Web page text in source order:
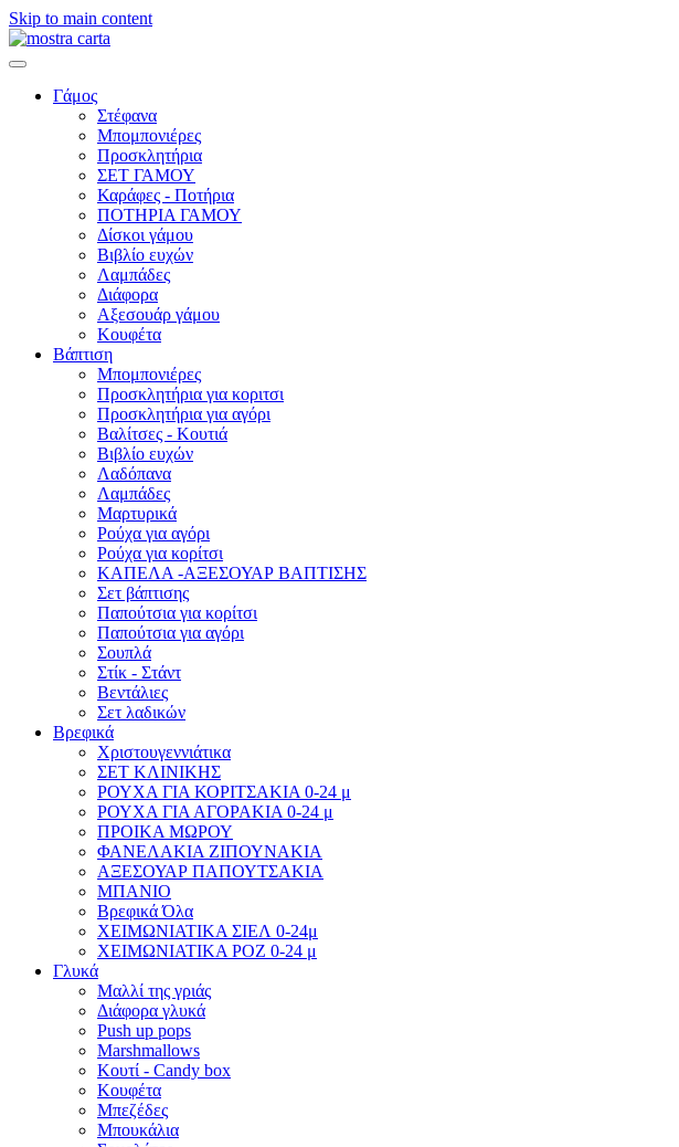
Skip to main content
Γάμος
Στέφανα
Μπομπονιέρες
Προσκλητήρια
ΣΕΤ ΓΑΜΟΥ
Καράφες - Ποτήρια
ΠΟΤΗΡΙΑ ΓΑΜΟΥ
Δίσκοι γάμου
Βιβλίο ευχών
Λαμπάδες
Διάφορα
Αξεσουάρ γάμου
Κουφέτα
Βάπτιση
Μπομπονιέρες
Προσκλητήρια για κοριτσι
Προσκλητήρια για αγόρι
Βαλίτσες - Κουτιά
Βιβλίο ευχών
Λαδόπανα
Λαμπάδες
Μαρτυρικά
Ρούχα για αγόρι
Ρούχα για κορίτσι
ΚΑΠΕΛΑ -ΑΞΕΣΟΥΑΡ ΒΑΠΤΙΣΗΣ
Σετ βάπτισης
Παπούτσια για κορίτσι
Παπούτσια για αγόρι
Σουπλά
Στίκ - Στάντ
Βεντάλιες
Σετ λαδικών
Βρεφικά
Χριστουγεννιάτικα
ΣΕΤ ΚΛΙΝΙΚΗΣ
ΡΟΥΧΑ ΓΙΑ ΚΟΡΙΤΣΑΚΙΑ 0-24 μ
ΡΟΥΧΑ ΓΙΑ ΑΓΟΡΑΚΙΑ 0-24 μ
ΠΡΟΙΚΑ ΜΩΡΟΥ
ΦΑΝΕΛΑΚΙΑ ΖΙΠΟΥΝΑΚΙΑ
ΑΞΕΣΟΥΑΡ ΠΑΠΟΥΤΣΑΚΙΑ
ΜΠΑΝΙΟ
Βρεφικά Όλα
ΧΕΙΜΩΝΙΑΤΙΚΑ ΣΙΕΛ 0-24μ
ΧΕΙΜΩΝΙΑΤΙΚΑ ΡΟΖ 0-24 μ
Γλυκά
Μαλλί της γριάς
Διάφορα γλυκά
Push up pops
Marshmallows
Κουτί - Candy box
Κουφέτα
Μπεζέδες
Μπουκάλια